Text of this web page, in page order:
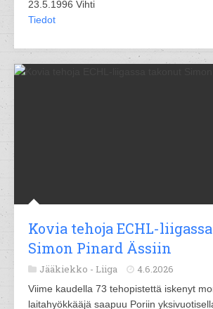
23.5.1996 Vihti
Tiedot
Kovia tehoja ECHL-
Simon Pinard Ässiin
Jääkiekko - Liiga 4.6.2026
Viime kaudella 73 tehopistettä iskenyt
laitahyökkääjä saapuu Poriin